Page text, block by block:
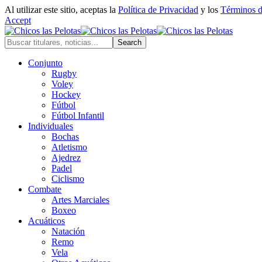
Al utilizar este sitio, aceptas la Política de Privacidad y los Términos
Accept
Conjunto
Rugby
Voley
Hockey
Fútbol
Fútbol Infantil
Individuales
Bochas
Atletismo
Ajedrez
Padel
Ciclismo
Combate
Artes Marciales
Boxeo
Acuáticos
Natación
Remo
Vela